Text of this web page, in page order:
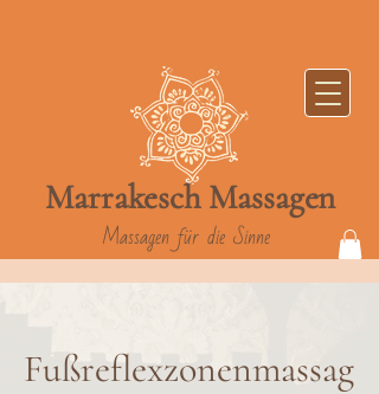
Marrakesch Massagen
Massagen für die Sinne
Fußreflexzonenmassag